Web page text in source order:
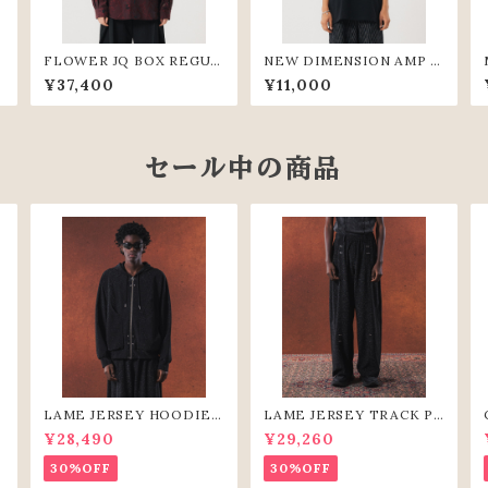
FLOWER JQ BOX REGUL
AR SHIRTS (WIN)
¥37,400
NEW DIMENSION AMP T
EE (BLK)
¥11,000
セール中の商品
LAME JERSEY HOODIE
(BLK)
¥28,490
30%OFF
LAME JERSEY TRACK PA
NTS（BLK）
¥29,260
30%OFF